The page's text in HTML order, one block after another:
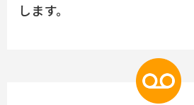
します。